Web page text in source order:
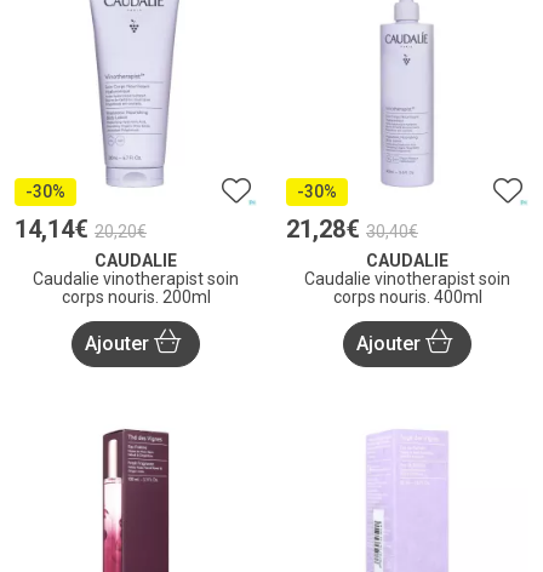
-30%
14,14€ 20,20€
CAUDALIE
Caudalie vinotherapist soin
corps nouris. 200ml
Ajouter
-30%
21 ,28€ 30,40€
CAUDALIE
Caudalie vinotherapist soin
corps nouris. 400ml
Ajouter